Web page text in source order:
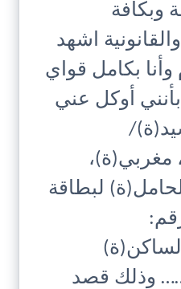
وبكافة
اشهد
بكامل قواي
أوكل عني
لبطاقة
وذلك قصد